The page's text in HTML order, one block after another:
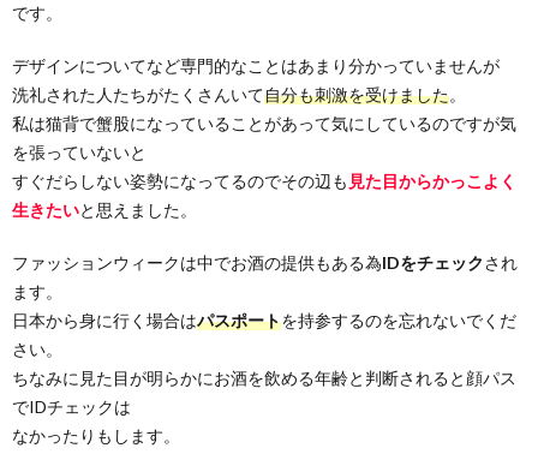
です。
デザインについてなど専門的なことはあまり分かっていませんが
洗礼された人たちがたくさんいて自分も刺激を受けました。
私は猫背で蟹股になっていることがあって気にしているのですが気
を張っていないと
すぐだらしない姿勢になってるのでその辺も 見た目からかっこよく
生きたいと思えました。
ファッションウィークは中でお酒の提供もある為IDをチェックされ
ます。
日本から身に行く場合はパスポートを持参するのを忘れないでくだ
さい。
ちなみに見た目が明らかにお酒を飲める年齢と判断されると顔パス
でIDチェックは
なかったりもします。